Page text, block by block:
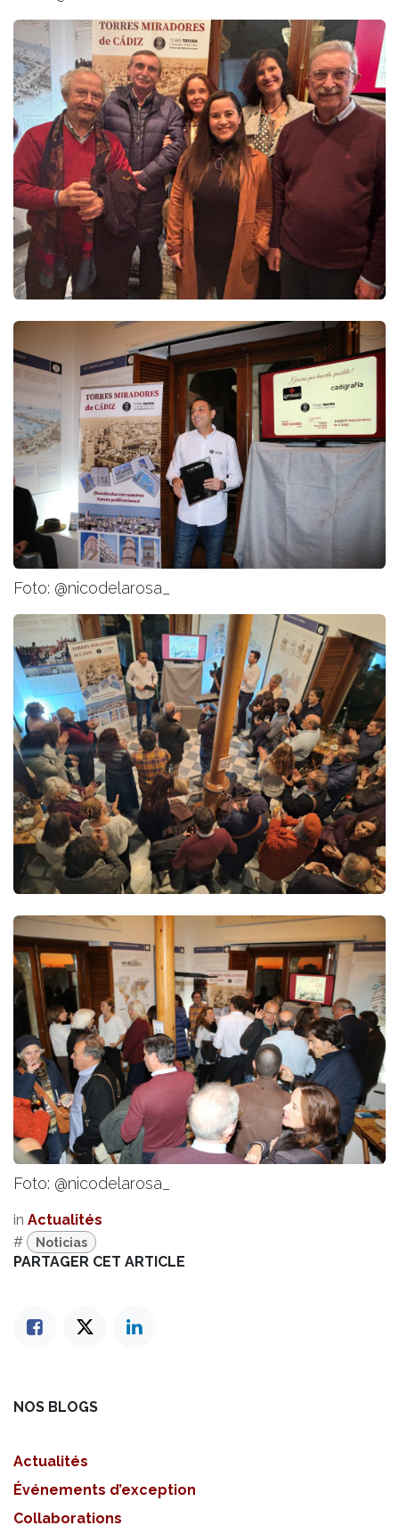
Foto: @nicodelarosa_
Foto: @nicodelarosa_
in Actualités
#
Noticias
PARTAGER CET ARTICLE
NOS BLOGS
Actualités
Événements d’exception
Collaborations